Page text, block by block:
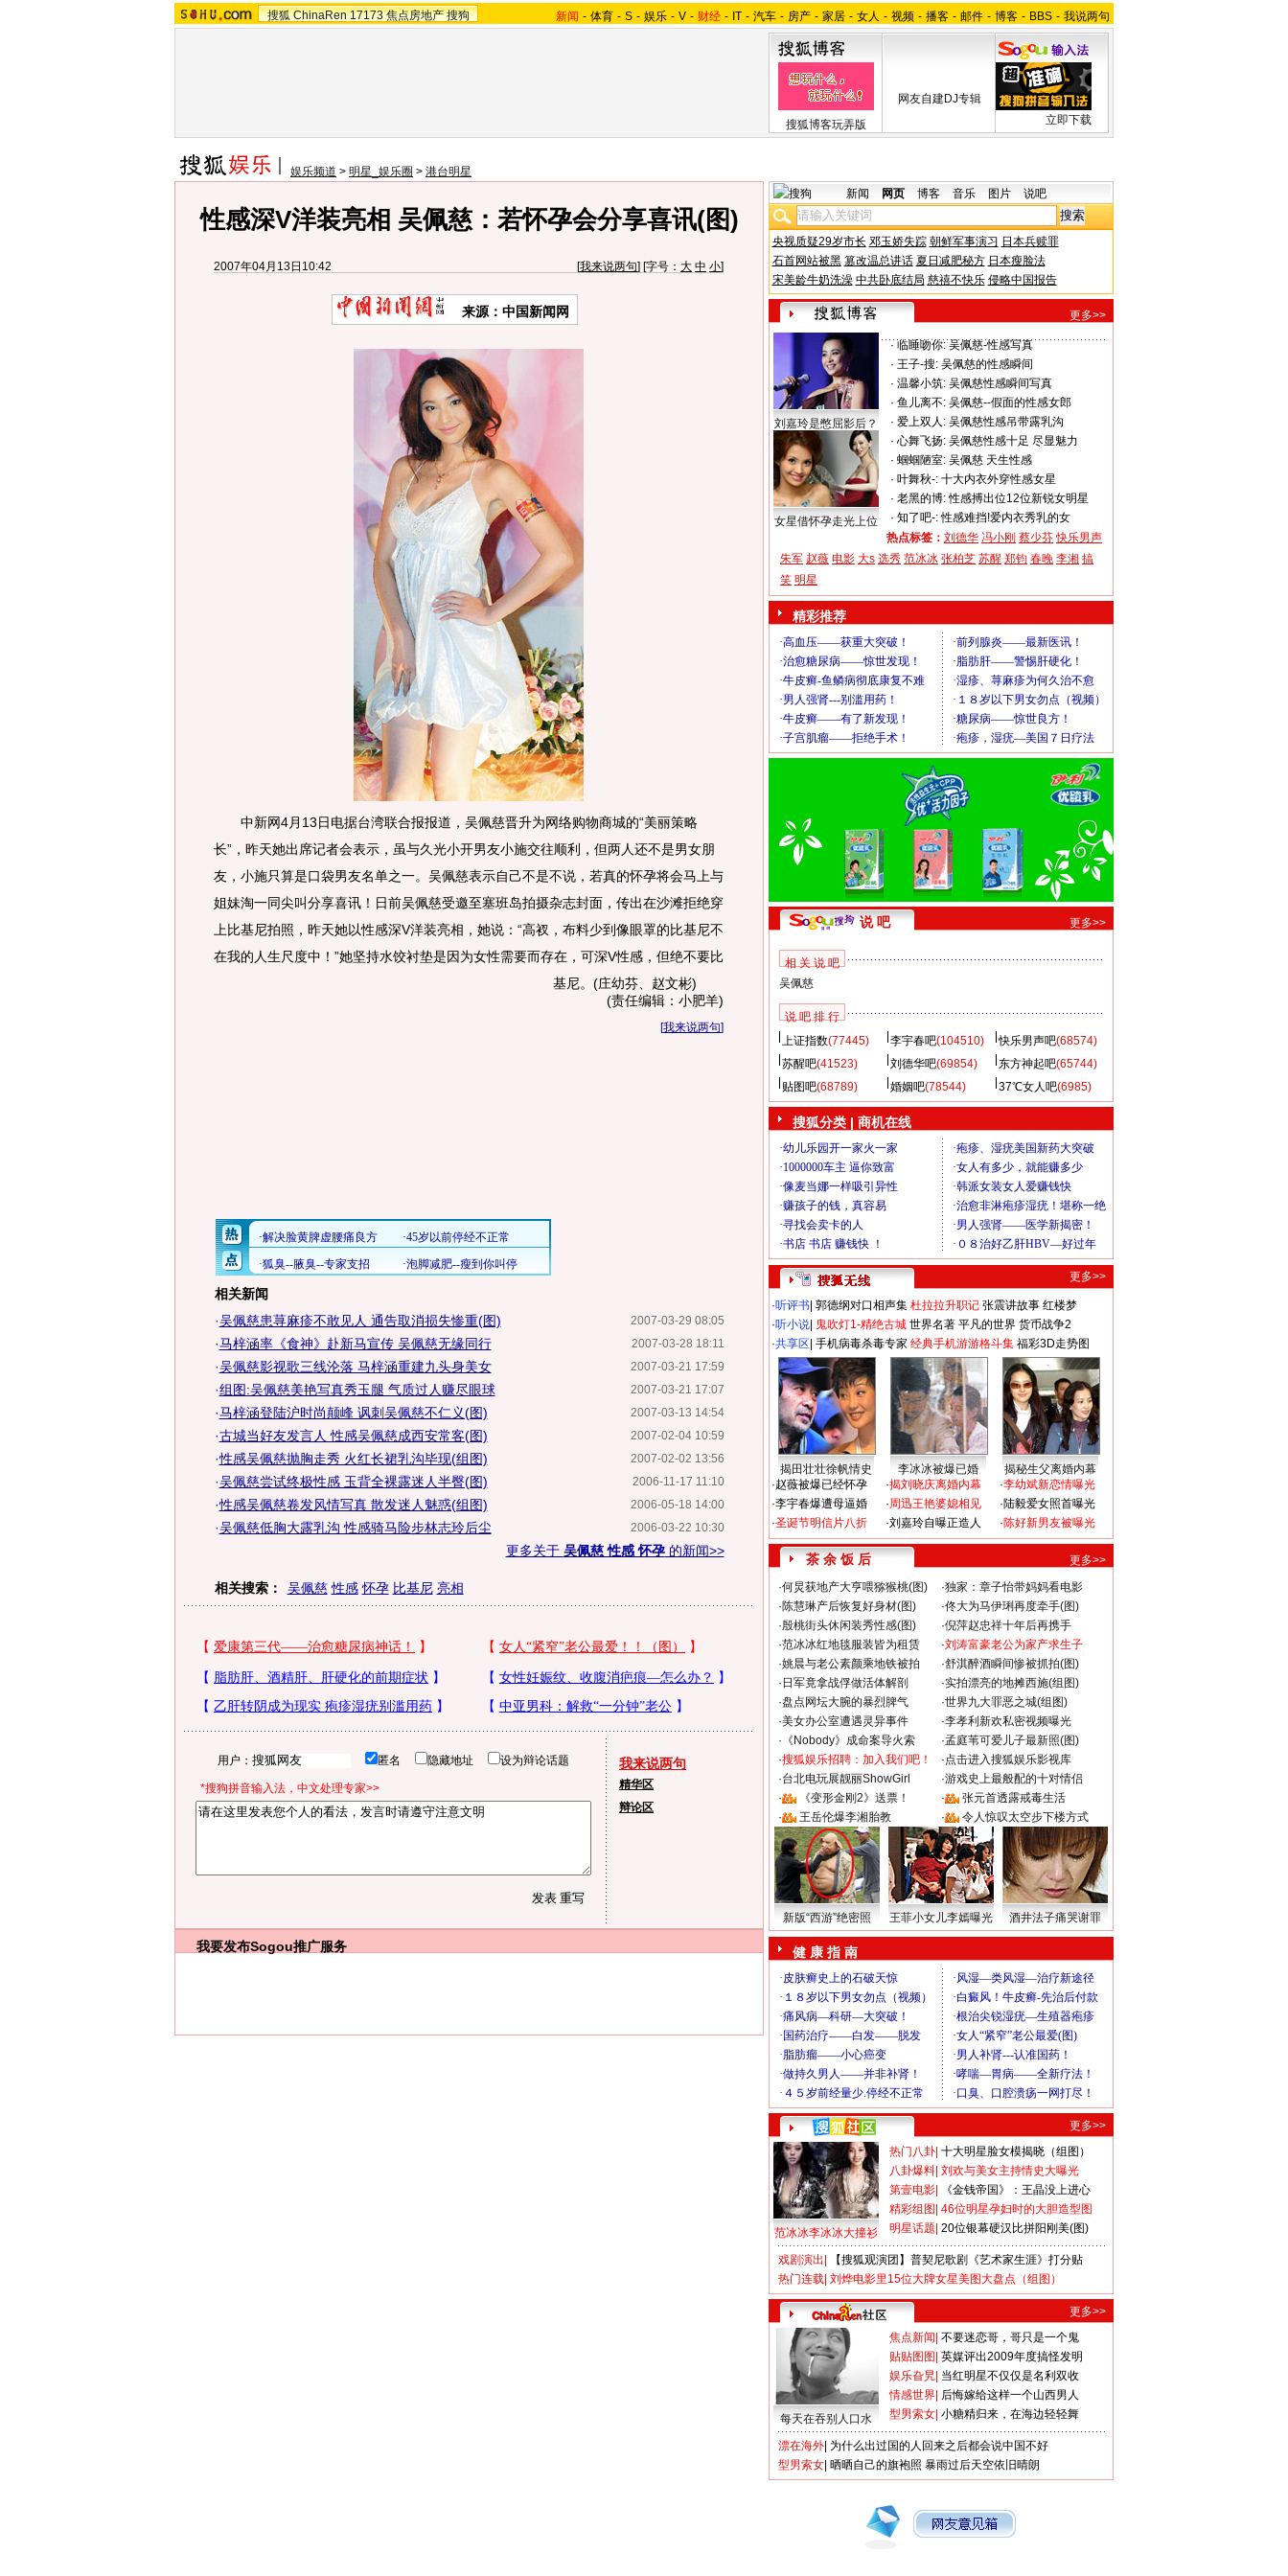
搜狐 ChinaRen 17173 焦点房地产 搜狗 新闻 - 体育 - S - 娱乐 - V - 财经 - IT - 汽车 - 房产 - 家居 - 女人 - 视频 - 播客 - 邮件 - 博客 - BBS - 我说两句
搜狐博客玩弄版
网友自建DJ专辑
立即下载
娱乐频道 > 明星_娱乐圈 > 港台明星
性感深V洋装亮相 吴佩慈：若怀孕会分享喜讯(图)
2007年04月13日10:42 [我来说两句] [字号： 大 中 小]
来源：中国新闻网
中新网4月13日电据台湾联合报报道，吴佩慈晋升为网络购物商城的“美丽策略
长”，昨天她出席记者会表示，虽与久光小开男友小施交往顺利，但两人还不是男女朋
友，小施只算是口袋男友名单之一。吴佩慈表示自己不是不说，若真的怀孕将会马上与
姐妹淘一同尖叫分享喜讯！日前吴佩慈受邀至塞班岛拍摄杂志封面，传出在沙滩拒绝穿
上比基尼拍照，昨天她以性感深V洋装亮相，她说：“高衩，布料少到像眼罩的比基尼不
在我的人生尺度中！”她坚持水饺衬垫是因为女性需要而存在，可深V性感，但绝不要比
基尼。 (庄幼芬、赵文彬)
(责任编辑：小肥羊)
[我来说两句]
相关新闻
2007-03-29 08:05
·吴佩慈患荨麻疹不敢见人 通告取消损失惨重(图)
2007-03-28 18:11
·马梓涵率《食神》赴新马宣传 吴佩慈无缘同行
2007-03-21 17:59
·吴佩慈影视歌三线沦落 马梓涵重建九头身美女
2007-03-21 17:07
·组图:吴佩慈美艳写真秀玉腿 气质过人赚尽眼球
2007-03-13 14:54
·马梓涵登陆沪时尚颠峰 讽刺吴佩慈不仁义(图)
2007-02-04 10:59
·古城当好友发言人 性感吴佩慈成西安常客(图)
2007-02-02 13:56
·性感吴佩慈抛胸走秀 火红长裙乳沟毕现(组图)
2006-11-17 11:10
·吴佩慈尝试终极性感 玉背全裸露迷人半臀(图)
2006-05-18 14:00
·性感吴佩慈卷发风情写真 散发迷人魅惑(组图)
2006-03-22 10:30
·吴佩慈低胸大露乳沟 性感骑马险步林志玲后尘
更多关于 吴佩慈 性感 怀孕的新闻>>
相关搜索： 吴佩慈 性感 怀孕 比基尼 亮相
用户： 匿名 隐藏地址 设为辩论话题
*搜狗拼音输入法，中文处理专家>>
我来说两句
精华区
辩论区
我要发布Sogou推广服务
新闻 网页 博客 音乐 图片 说吧
央视质疑29岁市长 邓玉娇失踪 朝鲜军事演习 日本兵赎罪
石首网站被黑 篡改温总讲话 夏日减肥秘方 日本瘦脸法
宋美龄牛奶洗澡 中共卧底结局 慈禧不快乐 侵略中国报告
更多>>
刘嘉玲是憋屈影后？
女星借怀孕走光上位
· 临睡吻你: 吴佩慈-性感写真
· 王子-搜: 吴佩慈的性感瞬间
· 温馨小筑: 吴佩慈性感瞬间写真
· 鱼儿离不: 吴佩慈--假面的性感女郎
· 爱上双人: 吴佩慈性感吊带露乳沟
· 心舞飞扬: 吴佩慈性感十足 尽显魅力
· 蝈蝈陋室: 吴佩慈 天生性感
· 叶舞秋-: 十大内衣外穿性感女星
· 老黑的博: 性感搏出位12位新锐女明星
· 知了吧-: 性感难挡!爱内衣秀乳的女
热点标签： 刘德华 冯小刚 蔡少芬 快乐男声
朱军 赵薇 电影 大s 选秀 范冰冰 张柏芝 苏醒 郑钧 春晚 李湘 搞
笑 明星
精彩推荐
说 吧 更多>>
相 关 说 吧
吴佩慈
说 吧 排 行
上证指数(77445) 李宇春吧(104510) 快乐男声吧(68574)
苏醒吧(41523) 刘德华吧(69854) 东方神起吧(65744)
贴图吧(68789) 婚姻吧(78544) 37℃女人吧(6985)
搜狐分类 | 商机在线
更多>>
·听评书 郭德纲对口相声集 杜拉拉升职记 张震讲故事 红楼梦
·听小说 鬼吹灯1-精绝古城 世界名著 平凡的世界 货币战争2
·共享区 手机病毒杀毒专家 经典手机游游格斗集 福彩3D走势图
揭田壮壮徐帆情史 李冰冰被爆已婚
揭秘生父离婚内幕
·赵薇被爆已经怀孕
·李宇春爆遭母逼婚
·圣诞节明信片八折
·揭刘晓庆离婚内幕
·周迅王艳婆媳相见
·刘嘉玲自曝正造人
·李幼斌新恋情曝光
·陆毅爱女照首曝光
·陈好新男友被曝光
茶 余 饭 后
更多>>
·何炅获地产大亨喂猕猴桃(图) ·独家：章子怡带妈妈看电影
·陈慧琳产后恢复好身材(图) ·佟大为马伊琍再度牵手(图)
·殷桃街头休闲装秀性感(图) ·倪萍赵忠祥十年后再携手
·范冰冰红地毯服装皆为租赁 ·刘涛富豪老公为家产求生子
·姚晨与老公素颜乘地铁被拍 ·舒淇醉酒瞬间惨被抓拍(图)
· 日军竟拿战俘做活体解剖 ·实拍漂亮的地摊西施(组图)
·盘点网坛大腕的暴烈脾气 ·世界九大罪恶之城(组图)
·美女办公室遭遇灵异事件 ·李孝利新欢私密视频曝光
· 《Nobody》成命案导火索 ·孟庭苇可爱儿子最新照(图)
·搜狐娱乐招聘：加入我们吧！ ·点击进入搜狐娱乐影视库
·台北电玩展靓丽ShowGirl ·游戏史上最般配的十对情侣
·
《变形金刚2》送票！ ·
张元首透露戒毒生活
·
王岳伦爆李湘胎教 · 令人惊叹太空步下楼方式
新版“西游”绝密照 王菲小女儿李嫣曝光 酒井法子痛哭谢罪
健 康 指 南
更多>>
范冰冰李冰冰大撞衫
热门八卦 十大明星脸女模揭晓（组图）
八卦爆料 刘欢与美女主持情史大曝光
第壹电影
《金钱帝国》：王晶没上进心
精彩组图 46位明星孕妇时的大胆造型图
明星话题 20位银幕硬汉比拼阳刚美(图)
戏剧演出
【搜狐观演团】普契尼歌剧《艺术家生涯》打分贴
热门连载 刘烨电影里15位大牌女星美图大盘点（组图）
更多>>
每天在吞别人口水
焦点新闻 不要迷恋哥，哥只是一个鬼
贴贴图图 英媒评出2009年度搞怪发明
娱乐旮旯 当红明星不仅仅是名利双收
情感世界 后悔嫁给这样一个山西男人
型男索女 小糖精归来，在海边轻轻舞
漂在海外 为什么出过国的人回来之后都会说中国不好
型男索女 晒晒自己的旗袍照 暴雨过后天空依旧晴朗